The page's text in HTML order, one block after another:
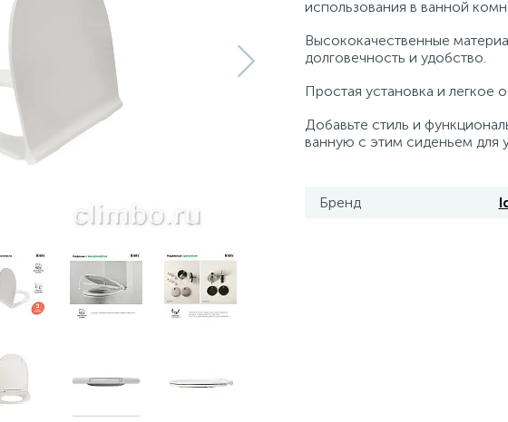
использования в ванной
Высококачественные
долговечность и удобство.
Простая установка и легкое
Добавьте стиль и
ванную с этим сиденьем для
Бренд